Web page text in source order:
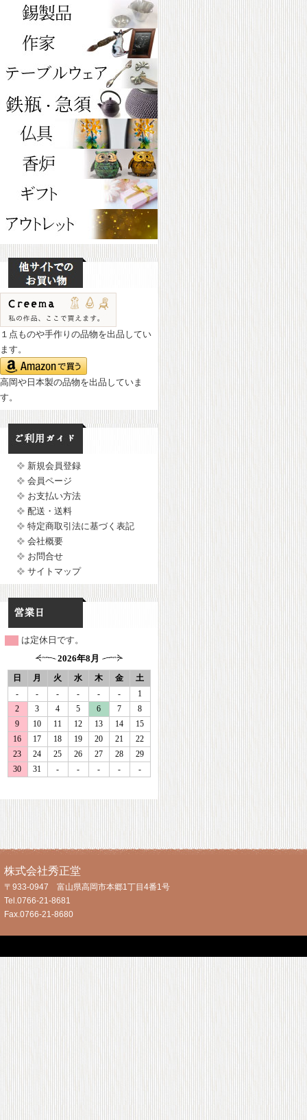
１点ものや手作りの品物を出品してい
ます。
高岡や日本製の品物を出品していま
す。
新規会員登録
会員ページ
お支払い方法
配送・送料
特定商取引法に基づく表記
会社概要
お問合せ
サイトマップ
は定休日です。
株式会社秀正堂
〒933-0947 富山県高岡市本郷1丁目4番1号
Tel.0766-21-8681
Fax.0766-21-8680